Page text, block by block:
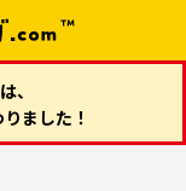
、
ました！